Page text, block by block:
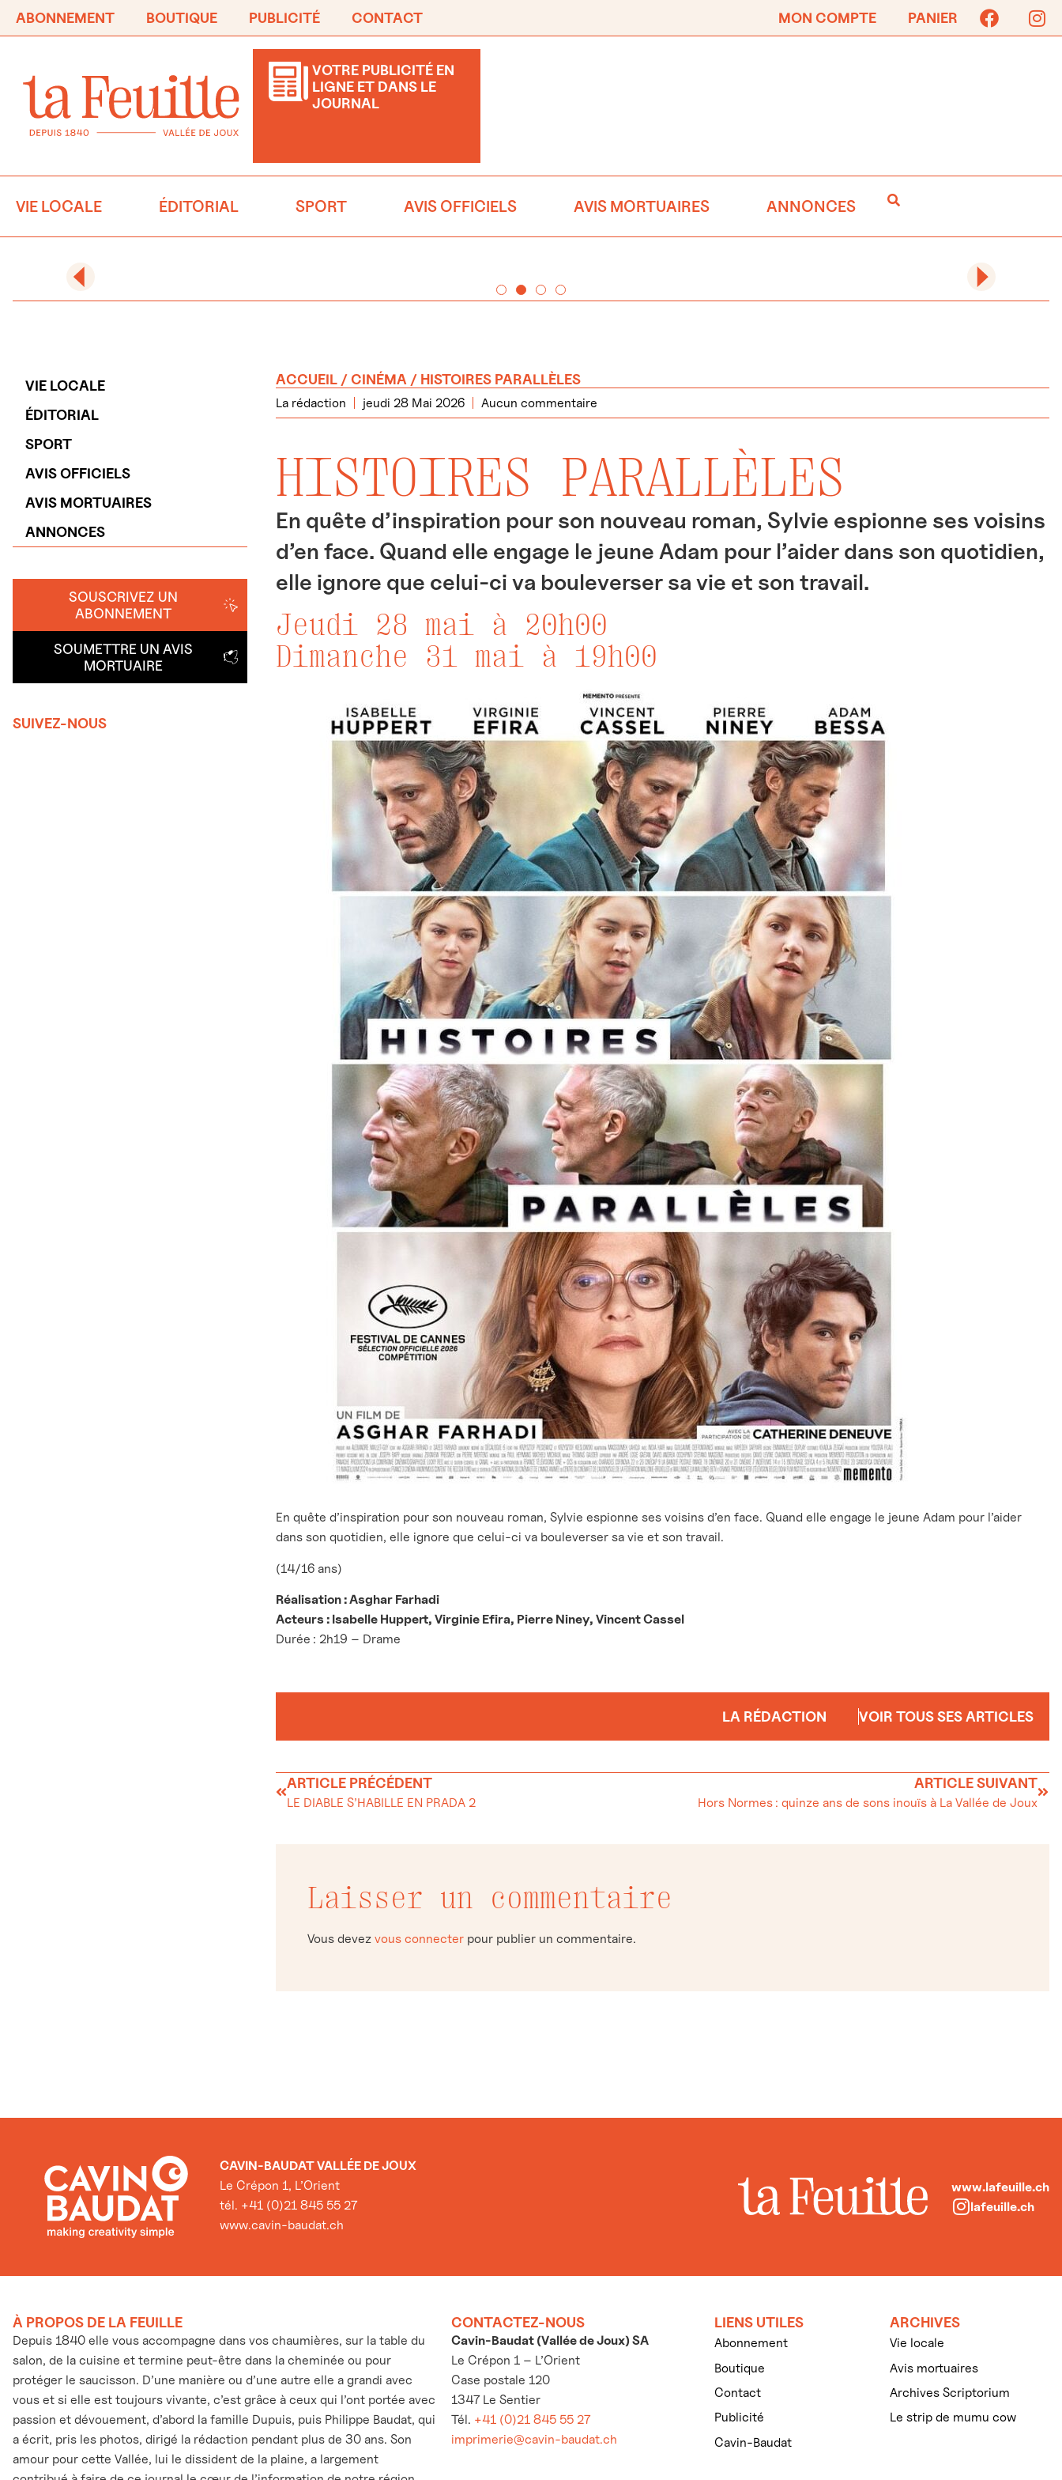
ABONNEMENT BOUTIQUE PUBLICITÉ CONTACT MON COMPTE PANIER
VOTRE PUBLICITÉ EN
LIGNE ET DANS LE
JOURNAL
VIE LOCALE ÉDITORIAL SPORT AVIS OFFICIELS AVIS MORTUAIRES ANNONCES
VIE LOCALE
ÉDITORIAL
SPORT
AVIS OFFICIELS
AVIS MORTUAIRES
ANNONCES
SOUSCRIVEZ UN
ABONNEMENT
SOUMETTRE UN AVIS
MORTUAIRE
SUIVEZ-NOUS
ACCUEIL /CINÉMA / HISTOIRES PARALLÈLES
La rédaction jeudi 28 Mai 2026 Aucun commentaire
HISTOIRES PARALLÈLES
En quête d’inspiration pour son nouveau roman, Sylvie espionne ses voisins
d’en face. Quand elle engage le jeune Adam pour l’aider dans son quotidien,
elle ignore que celui-ci va bouleverser sa vie et son travail.
Jeudi 28 mai à 20h00
Dimanche 31 mai à 19h00
En quête d’inspiration pour son nouveau roman, Sylvie espionne ses voisins d’en face. Quand elle engage le jeune Adam pour l’aider
dans son quotidien, elle ignore que celui-ci va bouleverser sa vie et son travail.
(14/16 ans)
Réalisation : Asghar Farhadi
Acteurs : Isabelle Huppert, Virginie Efira, Pierre Niney, Vincent Cassel
Durée : 2h19 – Drame
LA RÉDACTION VOIR TOUS SES ARTICLES
ARTICLE PRÉCÉDENT
LE DIABLE S’HABILLE EN PRADA 2
ARTICLE SUIVANT
Hors Normes : quinze ans de sons inouïs à La Vallée de Joux
Laisser un commentaire
Vous devez vous connecter pour publier un commentaire.
CAVIN-BAUDAT VALLÉE DE JOUX
Le Crépon 1, L’Orient
tél. +41 (0)21 845 55 27
www.cavin-baudat.ch
www.lafeuille.ch
lafeuille.ch
À PROPOS DE LA FEUILLE
Depuis 1840 elle vous accompagne dans vos chaumières, sur la table du
salon, de la cuisine et termine peut-être dans la cheminée ou pour
protéger le saucisson. D’une manière ou d’une autre elle a grandi avec
vous et si elle est toujours vivante, c’est grâce à ceux qui l’ont portée avec
passion et dévouement, d’abord la famille Dupuis, puis Philippe Baudat, qui
a écrit, pris les photos, dirigé la rédaction pendant plus de 30 ans. Son
amour pour cette Vallée, lui le dissident de la plaine, a largement
CONTACTEZ-NOUS
Cavin-Baudat (Vallée de Joux) SA
Le Crépon 1 – L’Orient
Case postale 120
1347 Le Sentier
Tél. +41 (0)21 845 55 27
imprimerie@cavin-baudat.ch
LIENS UTILES
Abonnement
Boutique
Contact
Publicité
Cavin-Baudat
ARCHIVES
Vie locale
Avis mortuaires
Archives Scriptorium
Le strip de mumu cow